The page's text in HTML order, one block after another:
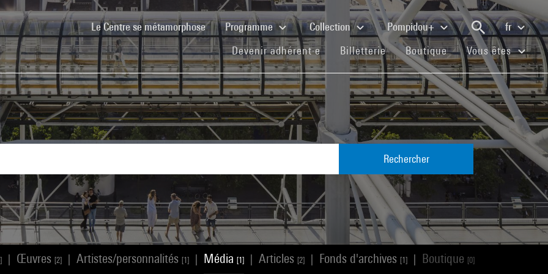
Le Centre se métamorphose(current)Programme Collection Pompidou+
fr
Devenir adhérent·e(current)Billetterie(current)Boutique(current)Vous êtes
Rechercher
Œuvres [2] Artistes/personnalités [1] Média [1] Articles [2] Fonds d'archives [1] Boutique [0]